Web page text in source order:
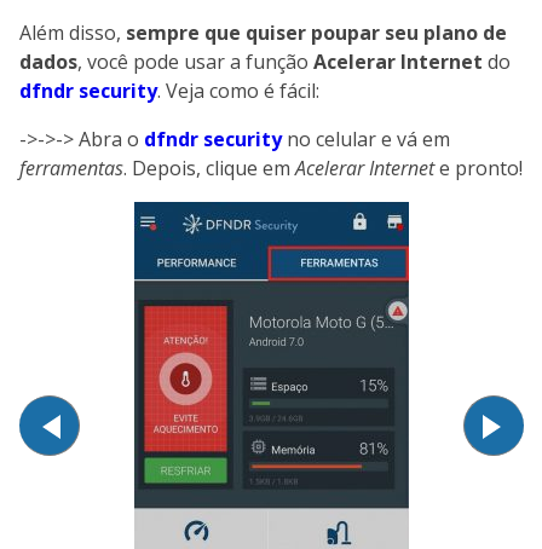
Além disso, sempre que quiser poupar seu plano de
dados, você pode usar a função Acelerar Internet do
dfndr security. Veja como é fácil:
->->-> Abra o dfndr securityno celular e vá em
ferramentas. Depois, clique emAcelerar Internete pronto!